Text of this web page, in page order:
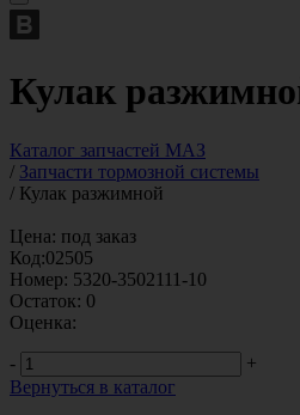
Кулак
Каталог запчастей МАЗ
/ Запчасти тормозной системы
/ Кулак разжимной
Цена: под заказ
Код:02505
Номер: 5320-3502111-10
Остаток: 0
Оценка:
-
+
Вернуться в каталог